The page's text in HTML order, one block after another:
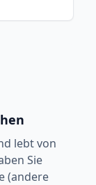
lebt von
Sie
(andere